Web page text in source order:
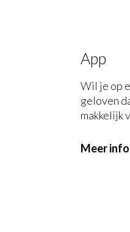
App
Wil je op
geloven
makkelijk
Meer